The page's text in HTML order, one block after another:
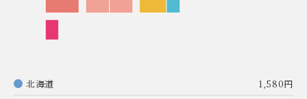
北海道
1,580円